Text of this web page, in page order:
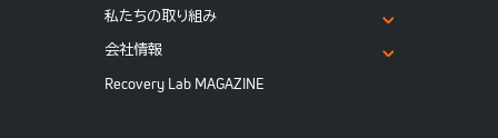
私たちの取り組み
会社情報
Recovery Lab MAGAZINE